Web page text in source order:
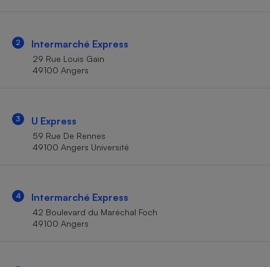
2 Intermarché Express
29 Rue Louis Gain
49100 Angers
3 U Express
59 Rue De Rennes
49100 Angers Université
4 Intermarché Express
42 Boulevard du Maréchal Foch
49100 Angers